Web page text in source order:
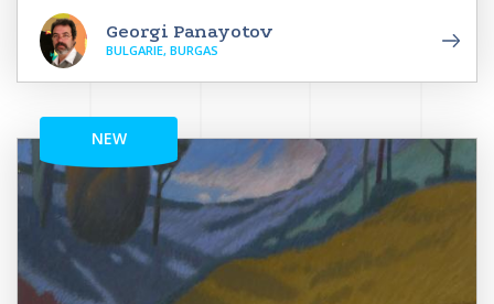
Georgi Panayotov
BULGARIE, BURGAS
NEW